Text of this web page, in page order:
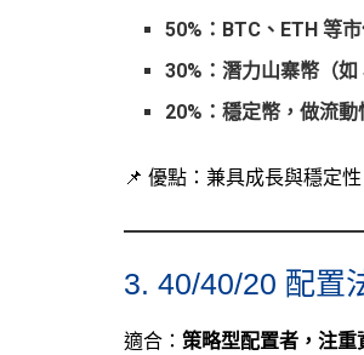
50%：BTC、ETH 等
30%：潛力山寨幣（如
20%：穩定幣，做流
📌 優點：兼具成長與穩定
3. 40/40/20 配置
適合： 策略型配置者，注重